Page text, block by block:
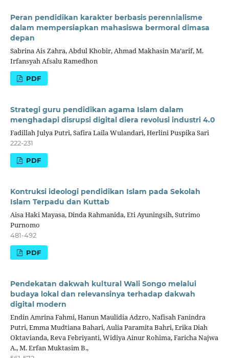
Peran pendidikan karakter berbasis perennialisme
dalam mempersiapkan mahasiswa bermoral dimasa
depan
Sabrina Ais Zahra, Abdul Khobir, Ahmad Makhasin Ma’arif, M.
Irfansyah Afsalu Ramedhon
PDF
Strategi guru pendidikan agama Islam dalam
menghadapi disrupsi digital diera revolusi industri 4.0
Fadillah Julya Putri, Safira Laila Wulandari, Herlini Puspika Sari
222-231
PDF
Kontruksi ideologi pendidikan Islam pada Sekolah
Islam Terpadu dan Kuttab
Aisa Haki Mayasa, Dinda Rahmanida, Eti Ayuningsih, Sutrimo
Purnomo
481-492
PDF
Pendekatan dakwah kultural Wali Songo melalui
budaya lokal dan relevansinya terhadap dakwah
digital modern
Endin Amrina Fahmi, Hanun Maulidia Adzro, Nafisah Fanindra
Putri, Emma Mudtiana Bahari, Aulia Paramita Bahri, Erika Diah
Oktavianda, Reva Febriyanti, Widiya Ainur Rohima, Faricha Najwa
A., M. Erfan Muktasim B.,